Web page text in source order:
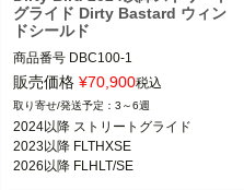
グライド Dirty Bastard ウィン
ドシールド
商品番号 DBC100-1
販売価格 ¥70,900税込
3～6週
2024以降 ストリートグライド
2023以降 FLTHXSE
2026以降 FLHLT/SE